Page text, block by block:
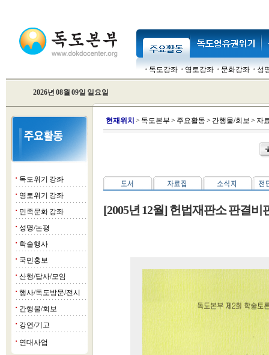
독도강좌 영토강좌 문화강좌 성
2026년 08월 09일 일요일
■ 독도위기 강좌
■ 영토위기 강좌
■ 민족문화 강좌
■ 성명/논평
■ 학술행사
■ 국민홍보
■ 산행/답사/모임
■ 행사/독도방문/전시
■ 간행물/회보
■ 강연/기고
■ 연대사업
현재위치 > 독도본부 > 주요활동 > 간행물/회보 > 자
[2005년 12월] 헌법재판소 판결비